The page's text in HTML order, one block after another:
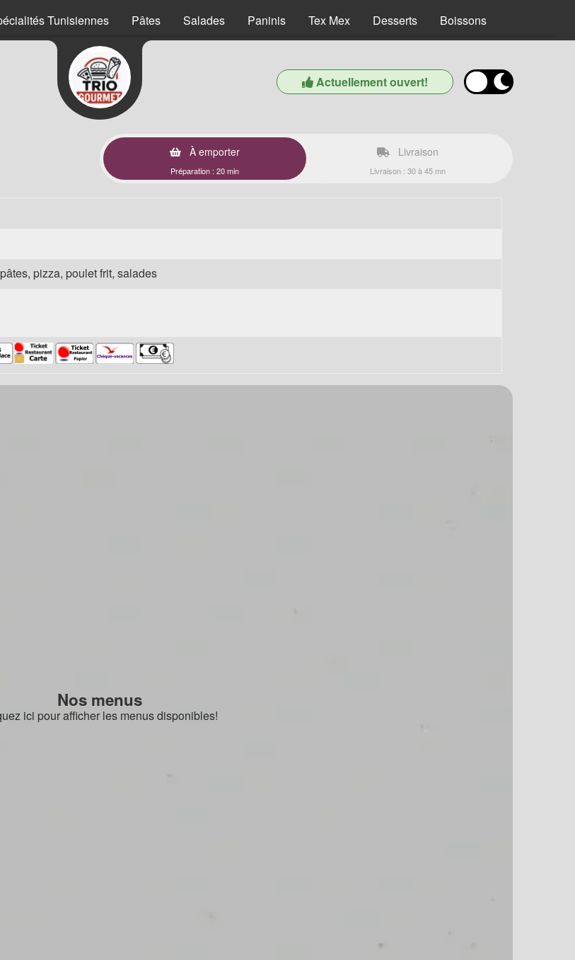
Tunisiennes Pâtes Salades Paninis Tex Mex Desserts Boissons
Actuellement ouvert!
À emporter
Préparation : 20 min
Livraison
Livraison : 30 à 45 mn
pizza, poulet frit, salades
Nos menus
ici pour afficher les menus disponibles!